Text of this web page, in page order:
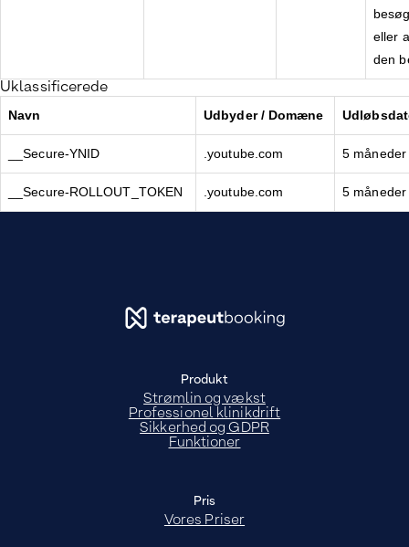
eller
den
Uklassificerede
Navn Udbyder / Domæne
__Secure-YNID .youtube.com 5
__Secure-ROLLOUT_TOKEN .youtube.com 5
Produkt
Strømlin og vækst
Professionel klinikdrift
Sikkerhed og GDPR
Funktioner
Pris
Vores Priser